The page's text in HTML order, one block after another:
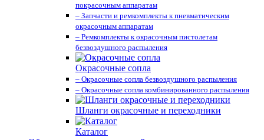
покрасочным аппаратам
– Запчасти и ремкомплекты к пневматическим
окрасочным аппаратам
– Ремкомплекты к окрасочным пистолетам
безвоздушного распыления
Окрасочные сопла
– Окрасочные сопла безвоздушного распыления
– Окрасочные сопла комбинированного распыления
Шланги окрасочные и переходники
Каталог